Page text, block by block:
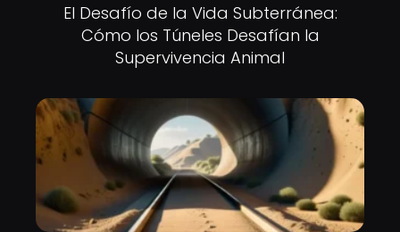
El Desafío de la Vida Subterránea:
Cómo los Túneles Desafían la
Supervivencia Animal